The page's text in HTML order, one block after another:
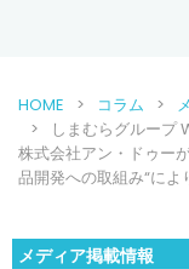
HOME コラム
しまむらグループ
株式会社アン・ドゥー
品開発への取組み“に
メディア掲載情報